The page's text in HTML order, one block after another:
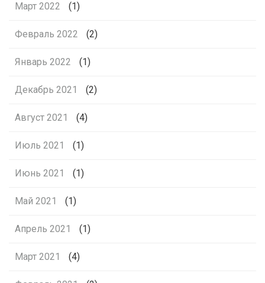
Март 2022 (1)
Февраль 2022 (2)
Январь 2022 (1)
Декабрь 2021 (2)
Август 2021 (4)
Июль 2021 (1)
Июнь 2021 (1)
Май 2021 (1)
Апрель 2021 (1)
Март 2021 (4)